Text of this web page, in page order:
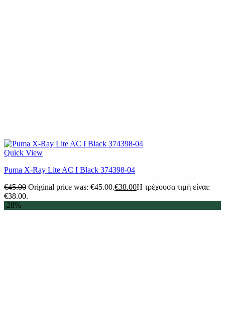
Quick View
Puma X-Ray Lite AC I Black 374398-04
€45.00 Original price was: €45.00.€38.00Η τρέχουσα τιμή είναι:
€38.00.
-28%